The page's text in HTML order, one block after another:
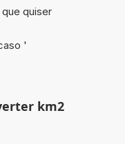
quiser
'
km2